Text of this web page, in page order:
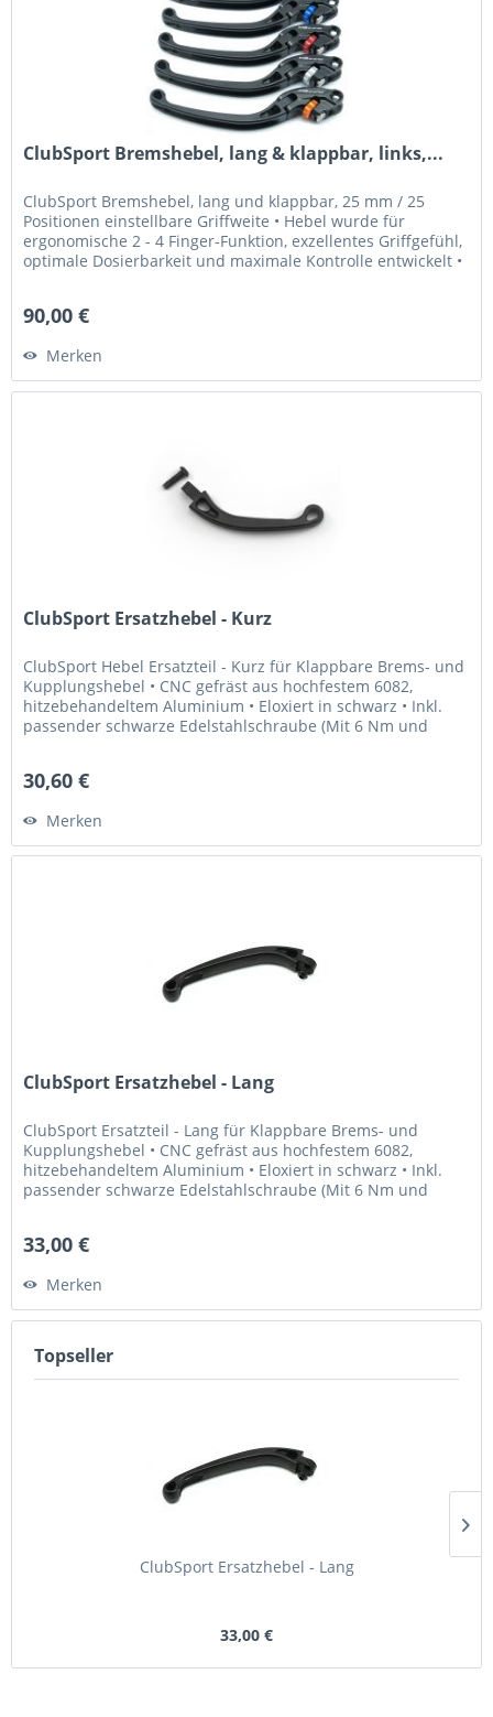
ClubSport Bremshebel, lang & klappbar, links,...
ClubSport Bremshebel, lang und klappbar, 25 mm / 25
Positionen einstellbare Griffweite • Hebel wurde für
ergonomische 2 - 4 Finger-Funktion, exzellentes Griffgefühl,
optimale Dosierbarkeit und maximale Kontrolle entwickelt •
90,00 €
Merken
ClubSport Ersatzhebel - Kurz
ClubSport Hebel Ersatzteil - Kurz für Klappbare Brems- und
Kupplungshebel • CNC gefräst aus hochfestem 6082,
hitzebehandeltem Aluminium • Eloxiert in schwarz • Inkl.
passender schwarze Edelstahlschraube (Mit 6 Nm und
30,60 €
Merken
ClubSport Ersatzhebel - Lang
ClubSport Ersatzteil - Lang für Klappbare Brems- und
Kupplungshebel • CNC gefräst aus hochfestem 6082,
hitzebehandeltem Aluminium • Eloxiert in schwarz • Inkl.
passender schwarze Edelstahlschraube (Mit 6 Nm und
33,00 €
Merken
Topseller
ClubSport Ersatzhebel - Lang
33,00 €